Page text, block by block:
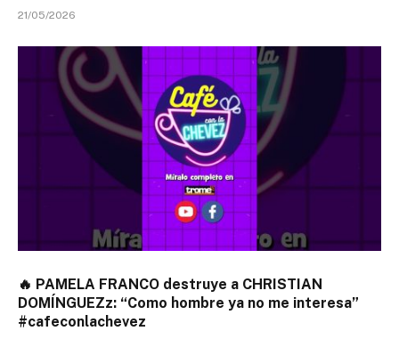
21/05/2026
🔥 PAMELA FRANCO destruye a CHRISTIAN
DOMÍNGUEZz: “Como hombre ya no me interesa”
#cafeconlachevez